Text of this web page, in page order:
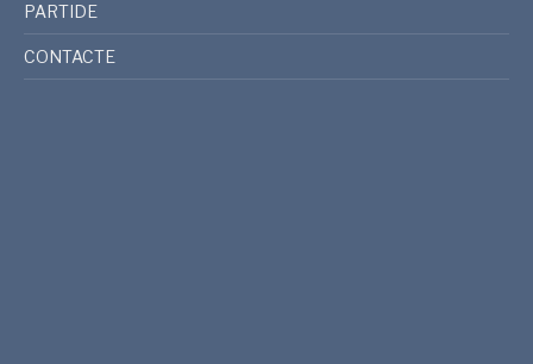
PARTIDE
CONTACTE